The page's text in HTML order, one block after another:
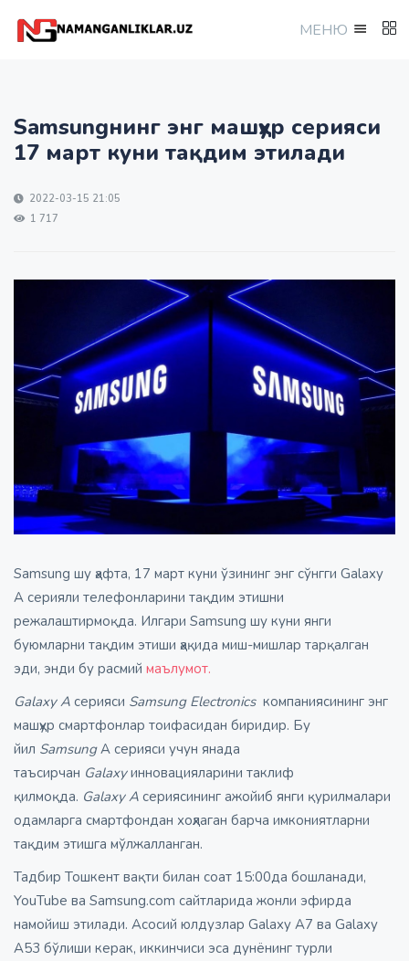
МEНЮ
Samsungнинг энг машҳур серияси
17 март куни тақдим этилади
2022-03-15 21:05
1 717
Samsung шу ҳафта, 17 март куни ўзининг энг сўнгги Galaxy
A серияли телефонларини тақдим этишни
режалаштирмоқда. Илгари Samsung шу куни янги
буюмларни тақдим этиши ҳақида миш-мишлар тарқалган
эди, энди бу расмий маълумот.
Galaxy A серияси Samsung Electronics компаниясининг энг
машҳур смартфонлар тоифасидан биридир. Бу
йил SamsungA серияси учун янада
таъсирчан Galaxyинновацияларини таклиф
қилмоқда. Galaxy A сериясининг ажойиб янги қурилмалари
одамларга смартфондан хоҳлаган барча имкониятларни
тақдим этишга мўлжалланган.
Тадбир Тошкент вақти билан соат 15:00да бошланади,
YouTube ва Samsung.com сайтларида жонли эфирда
намойиш этилади. Aсосий юлдузлар Galaxy A7 ва Galaxy
A53 бўлиши керак, иккинчиси эса дунёнинг турли